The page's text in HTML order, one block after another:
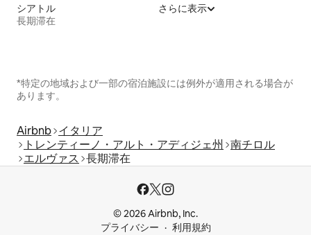
シアトル
長期滞在
さらに表示
*特定の地域および一部の宿泊施設には例外が適用される場合が
あります。
Airbnb イタリア
トレンティーノ・アルト・アディジェ州
南チロル
エルヴァス 長期滞在
© 2026 Airbnb, Inc.
プライバシー
利用規約